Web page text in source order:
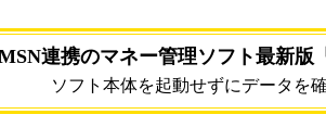
連携のマネー管理ソフト最新版
ソフト本体を起動せずにデータを